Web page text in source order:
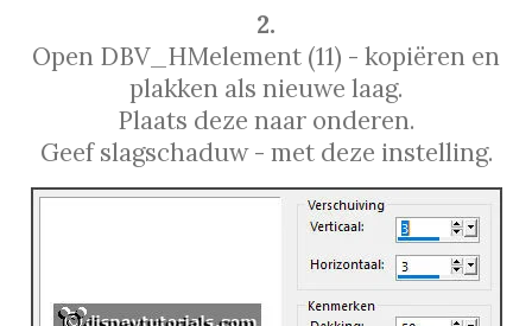
2.
Open DBV_HMelement (11) - kopiëren en
plakken als nieuwe laag.
Plaats deze naar onderen.
Geef slagschaduw - met deze instelling.